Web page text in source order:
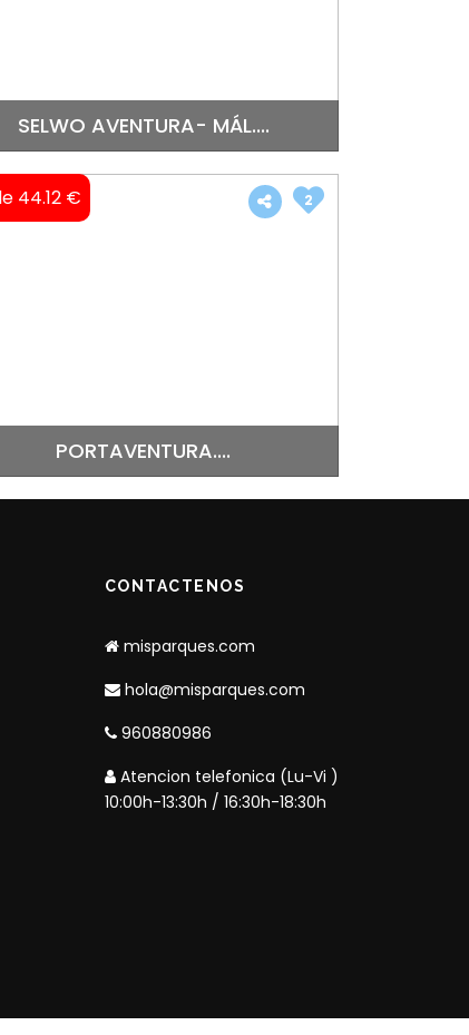
SELWO AVENTURA- MÁL....
44.12 €
PORTAVENTURA....
2
CONTACTENOS
misparques.com
hola@misparques.com
960880986
Atencion telefonica (Lu-Vi )
10:00h-13:30h / 16:30h-18:30h